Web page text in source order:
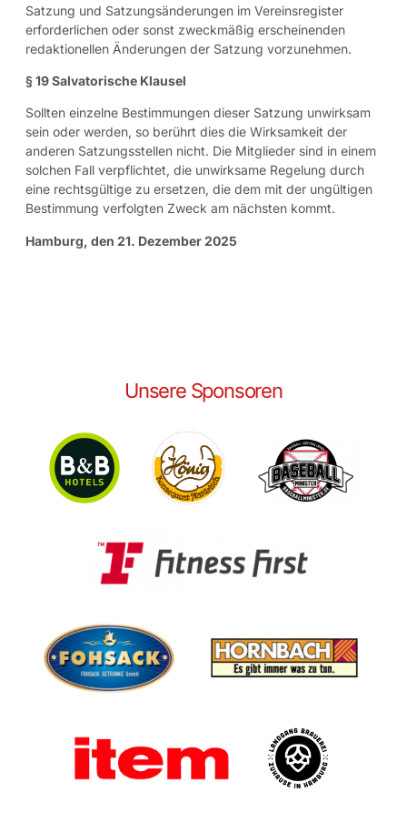
Satzung und Satzungsänderungen im Vereinsregister
erforderlichen oder sonst zweckmäßig erscheinenden
redaktionellen Änderungen der Satzung vorzunehmen.
§ 19 Salvatorische Klausel
Sollten einzelne Bestimmungen dieser Satzung unwirksam
sein oder werden, so berührt dies die Wirksamkeit der
anderen Satzungsstellen nicht. Die Mitglieder sind in einem
solchen Fall verpflichtet, die unwirksame Regelung durch
eine rechtsgültige zu ersetzen, die dem mit der ungültigen
Bestimmung verfolgten Zweck am nächsten kommt.
Hamburg, den 21. Dezember 2025
Unsere Sponsoren